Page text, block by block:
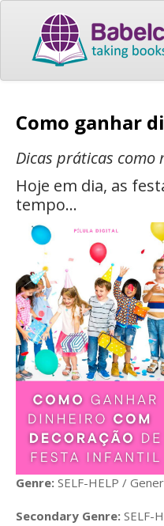
Como ganhar
Dicas práticas
Hoje em dia, as
tempo...
Genre: SELF-HELP /
Secondary Genre: SELF-